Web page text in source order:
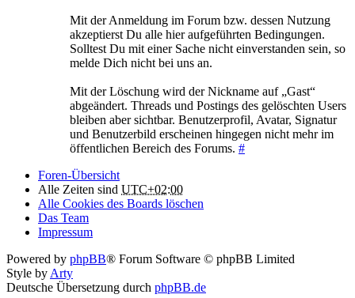
Mit der Anmeldung im Forum bzw. dessen Nutzung
akzeptierst Du alle hier aufgeführten Bedingungen.
Solltest Du mit einer Sache nicht einverstanden sein, so
melde Dich nicht bei uns an.
Mit der Löschung wird der Nickname auf „Gast“
abgeändert. Threads und Postings des gelöschten Users
bleiben aber sichtbar. Benutzerprofil, Avatar, Signatur
und Benutzerbild erscheinen hingegen nicht mehr im
öffentlichen Bereich des Forums. #
Foren-Übersicht
Alle Zeiten sind UTC+02:00
Alle Cookies des Boards löschen
Das Team
Impressum
Powered by phpBB® Forum Software © phpBB Limited
Style by Arty
Deutsche Übersetzung durch phpBB.de